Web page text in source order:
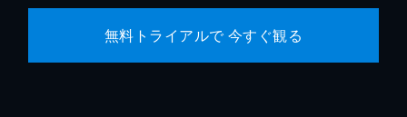
無料トライアルで 今すぐ観る